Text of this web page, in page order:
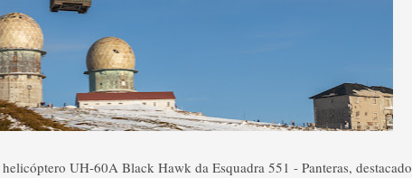
helicóptero UH-60A Black Hawk da Esquadra 551 - Panteras, destacado